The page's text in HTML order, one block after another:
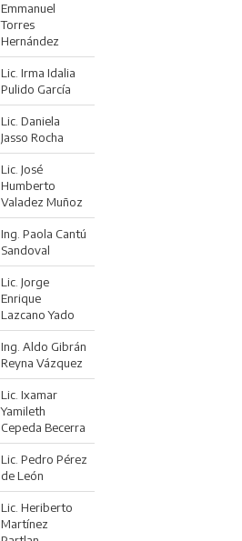
Emmanuel
Torres
Hernández
Lic. Irma Idalia
Pulido García
Lic. Daniela
Jasso Rocha
Lic. José
Humberto
Valadez Muñoz
Ing. Paola Cantú
Sandoval
Lic. Jorge
Enrique
Lazcano Yado
Ing. Aldo Gibrán
Reyna Vázquez
Lic. Ixamar
Yamileth
Cepeda Becerra
Lic. Pedro Pérez
de León
Lic. Heriberto
Martínez